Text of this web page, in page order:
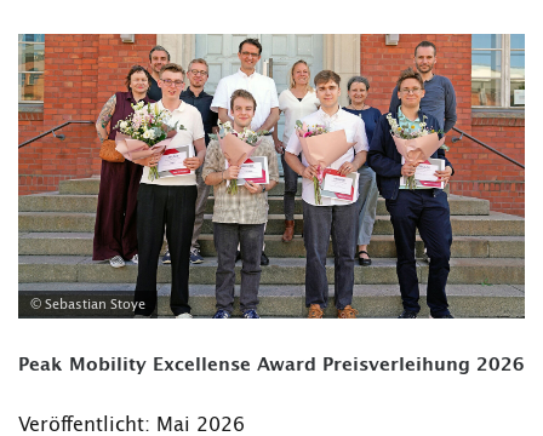
© Sebastian Stoye
Peak Mobility Excellense Award Preisverleihung 2026
Veröffentlicht: Mai 2026